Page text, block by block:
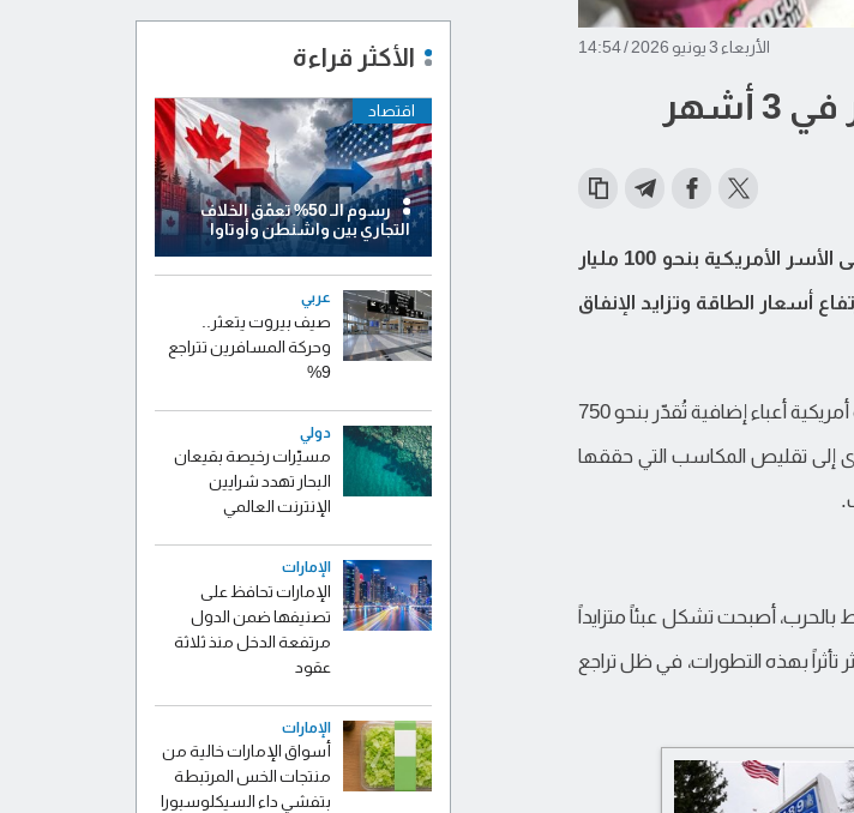
الأربعاء 3 يونيو 2026 / 14:54
قدّر خبراء اقتصاديون في وكالة "موديز أناليتكس" تكلفة الحرب مع إيران على الأسر الأمريكية بنحو 100 مليار
أسعار الطاقة وتزايد الإنفاق
"، مارك زاندي، إن الحرب حمّلت كل أسرة أمريكية أعباء إضافية تُقدّر بنحو 750
إلى تقليص المكاسب التي حققها
بالحرب، أصبحت تشكل عبئاً متزايداً
تأثراً بهذه التطورات، في ظل تراجع
الأكثر قراءة
اقتصاد
رسوم الـ 50% تعمّق الخلاف
التجاري بين واشنطن وأوتاوا
عربي
صيف بيروت يتعثر..
وحركة المسافرين تتراجع
9%
دولي
مسيّرات رخيصة بقيعان
البحار تهدد شرايين
الإنترنت العالمي
الإمارات
الإمارات تحافظ على
تصنيفها ضمن الدول
مرتفعة الدخل منذ ثلاثة
عقود
الإمارات
أسواق الإمارات خالية من
منتجات الخس المرتبطة
بتفشي داء السيكلوسبورا